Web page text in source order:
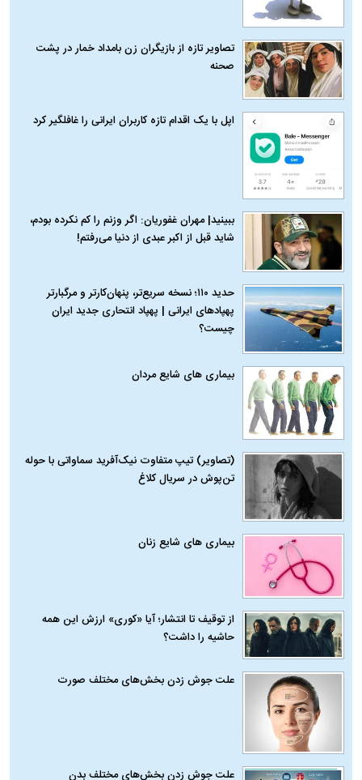
تصاویر تازه از بازیگران زن بامداد خمار در پشت
صحنه
اپل با یک اقدام تازه کاربران ایرانی را غافلگیر کرد
ببینید| مهران غفوریان: اگر وزنم را کم نکرده بودم،
شاید قبل از اکبر عبدی از دنیا می‌رفتم!
حدید ۱۱۰؛ نسخه سریع‌تر، پنهان‌کارتر و مرگبارتر
پهپادهای ایرانی | پهپاد انتحاری جدید ایران
چیست؟
بیماری‌ های شایع مردان
(تصاویر) تیپ متفاوت نیک‌آفرید سماواتی با حوله
تن‌پوش در سریال کلاغ
بیماری‌ های شایع زنان
از توقیف تا انتشار؛ آیا «کوری» ارزش این همه
حاشیه را داشت؟
علت جوش زدن بخش‌های مختلف صورت
علت جوش زدن بخش‌های مختلف بدن